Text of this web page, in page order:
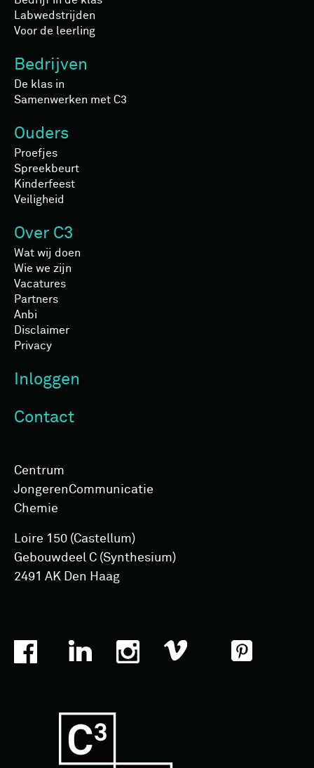
Labwedstrijden
Voor de leerling
Bedrijven
De klas in
Samenwerken met C3
Ouders
Proefjes
Spreekbeurt
Kinderfeest
Veiligheid
Over C3
Wat wij doen
Wie we zijn
Vacatures
Partners
Anbi
Disclaimer
Privacy
Inloggen
Contact
Centrum
Jongeren­Communicatie
Chemie
Loire 150 (Castellum)
Gebouwdeel C (Synthesium)
2491 AK Den Haag